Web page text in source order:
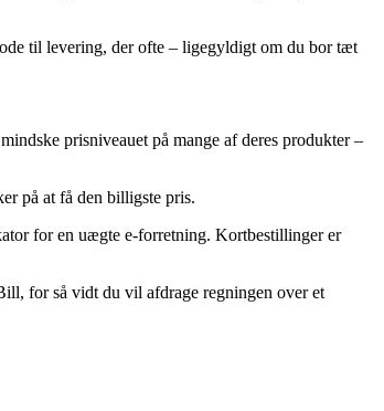
til levering, der ofte – ligegyldigt om du bor tæt
prisniveauet på mange af deres produkter –
på at få den billigste pris.
for en uægte e-forretning. Kortbestillinger er
for så vidt du vil afdrage regningen over et